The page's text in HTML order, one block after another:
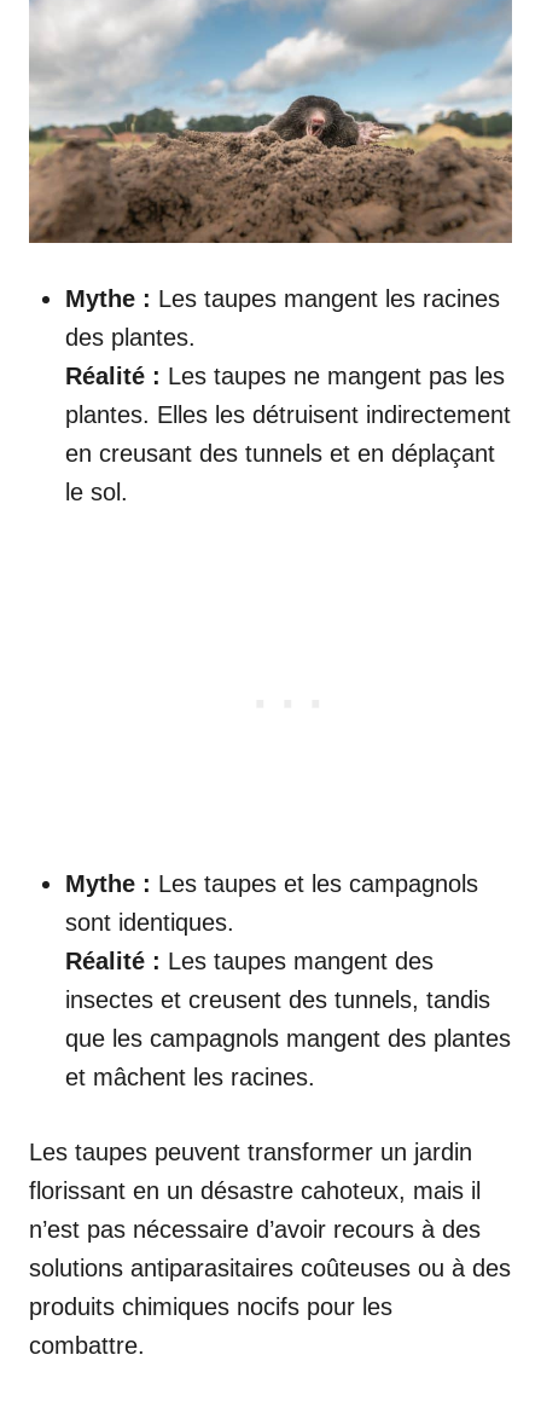
Mythe : Les taupes mangent les racines
des plantes.
Réalité : Les taupes ne mangent pas les
plantes. Elles les détruisent indirectement
en creusant des tunnels et en déplaçant
le sol.
Mythe : Les taupes et les campagnols
sont identiques.
Réalité : Les taupes mangent des
insectes et creusent des tunnels, tandis
que les campagnols mangent des plantes
et mâchent les racines.
Les taupes peuvent transformer un jardin
florissant en un désastre cahoteux, mais il
n’est pas nécessaire d’avoir recours à des
solutions antiparasitaires coûteuses ou à des
produits chimiques nocifs pour les
combattre.